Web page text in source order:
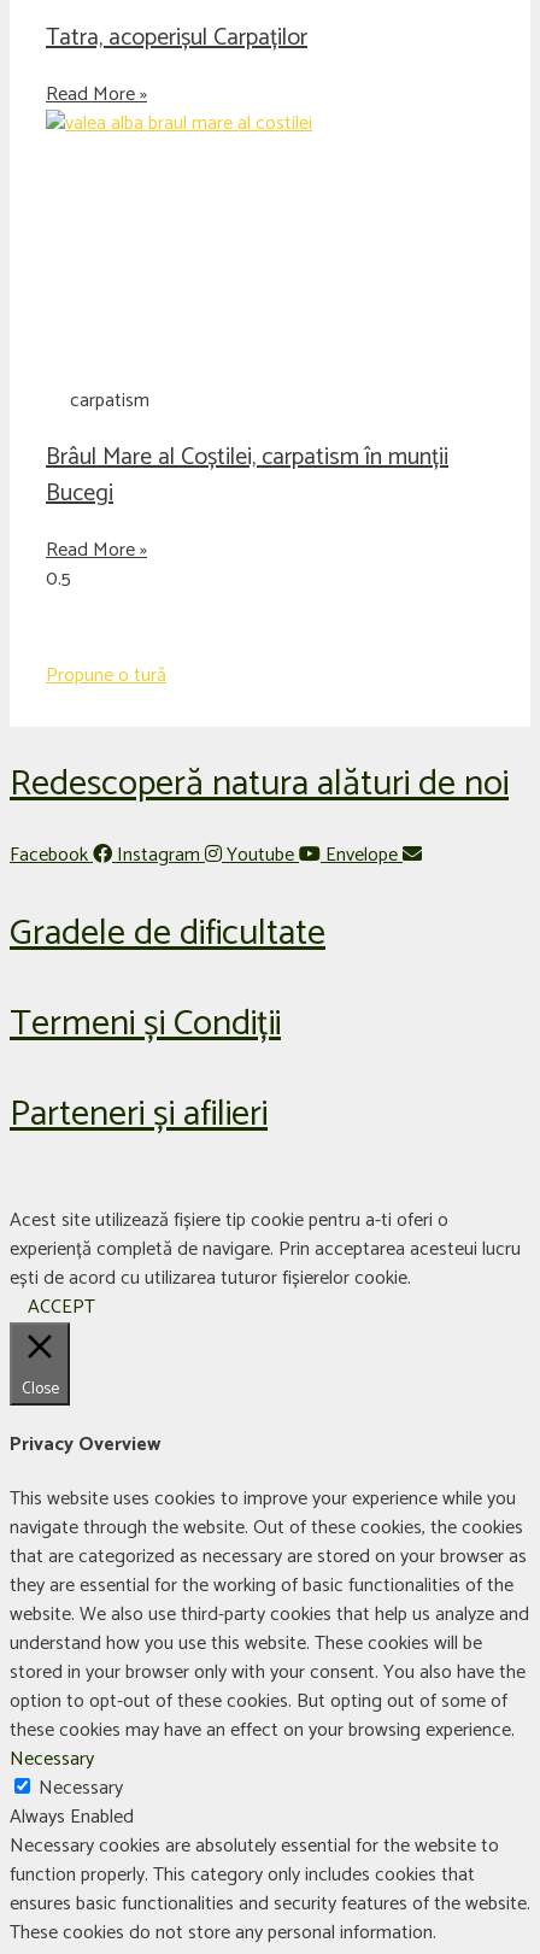
Tatra, acoperișul Carpaților
Read More »
carpatism
Brâul Mare al Coștilei, carpatism în munții
Bucegi
Read More »
Propune o tură
Redescoperă natura alături de noi
Facebook Instagram Youtube Envelope
Gradele de dificultate
Termeni și Condiții
Parteneri și afilieri
Acest site utilizează fișiere tip cookie pentru a-ti oferi o
experiență completă de navigare. Prin acceptarea acesteui lucru
ești de acord cu utilizarea tuturor fișierelor cookie.
ACCEPT
Close
Privacy Overview
This website uses cookies to improve your experience while you
navigate through the website. Out of these cookies, the cookies
that are categorized as necessary are stored on your browser as
they are essential for the working of basic functionalities of the
website. We also use third-party cookies that help us analyze and
understand how you use this website. These cookies will be
stored in your browser only with your consent. You also have the
option to opt-out of these cookies. But opting out of some of
these cookies may have an effect on your browsing experience.
Necessary
Necessary
Always Enabled
Necessary cookies are absolutely essential for the website to
function properly. This category only includes cookies that
ensures basic functionalities and security features of the website.
These cookies do not store any personal information.